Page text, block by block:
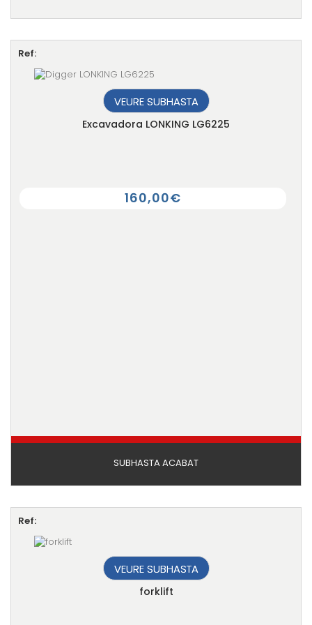
Ref:
VEURE SUBHASTA
Excavadora LONKING LG6225
SUBHASTA ACABAT
Ref:
VEURE SUBHASTA
forklift
160,00€